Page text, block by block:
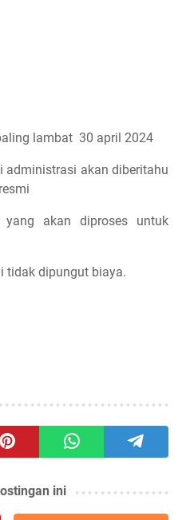
lambat 30 april 2024
administrasi akan diberitahu
akan diproses untuk
tidak dipungut biaya.
ini